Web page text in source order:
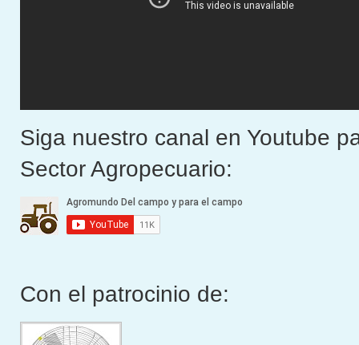
Siga nuestro canal en Youtube
Sector Agropecuario:
Con el patrocinio de: